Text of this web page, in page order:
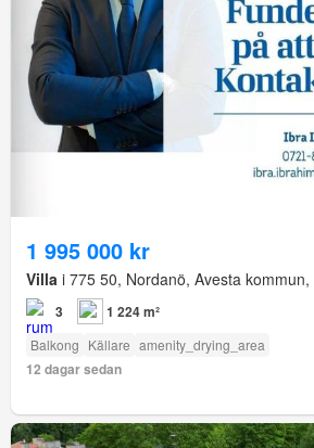
1 995 000 kr
Villa i 775 50, Nordanö, Avesta
3 1 224 m²
Balkong Källare amenity_drying_area
12 dagar sedan